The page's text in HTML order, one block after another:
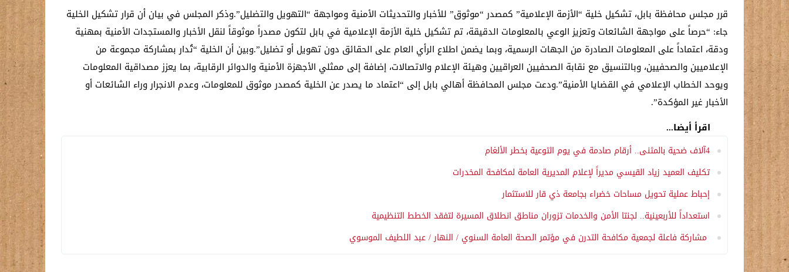
قرر مجلس محافظة بابل، تشكيل خلية “الأزمة الإعلامية” كمصدر “موثوق” للأخبار والتحديثات الأمنية ومواجهة “التهويل والتضليل”.وذكر المجلس في بيان أن قرار تشكيل الخلية
جاء: “حرصاً على مواجهة الشائعات وتعزيز الوعي بالمعلومات الدقيقة، تم تشكيل خلية الأزمة الإعلامية في بابل لتكون مصدراً موثوقاً لنقل الأخبار والمستجدات الأمنية بمهنية
ودقة، اعتماداً على المعلومات الصادرة من الجهات الرسمية، وبما يضمن اطلاع الرأي العام على الحقائق دون تهويل أو تضليل”.وبين أن الخلية “تُدار بمشاركة مجموعة من
الإعلاميين والصحفيين، وبالتنسيق مع نقابة الصحفيين العراقيين وهيئة الإعلام والاتصالات، إضافة إلى ممثلي الأجهزة الأمنية والدوائر الرقابية، بما يعزز مصداقية المعلومات
ويوحد الخطاب الإعلامي في القضايا الأمنية”.ودعت مجلس المحافظة أهالي بابل إلى “اعتماد ما يصدر عن الخلية كمصدر موثوق للمعلومات، وعدم الانجرار وراء الشائعات أو
الأخبار غير المؤكدة”.
اقرأ أيضا...
4آلاف ضحية بالمثنى.. أرقام صادمة في يوم التوعية بخطر الألغام
تكليف العميد زياد القيسي مديراً لإعلام المديرية العامة لمكافحة المخدرات
إحباط عملية تحويل مساحات خضراء بجامعة ذي قار للاستثمار
استعداداً للأربعينية.. لجنتا الأمن والخدمات تزوران مناطق انطلاق المسيرة لتفقد الخطط التنظيمية
مشاركة فاعلة لجمعية مكافحة التدرن في مؤتمر الصحة العامة السنوي / النهار / عبد اللطيف الموسوي